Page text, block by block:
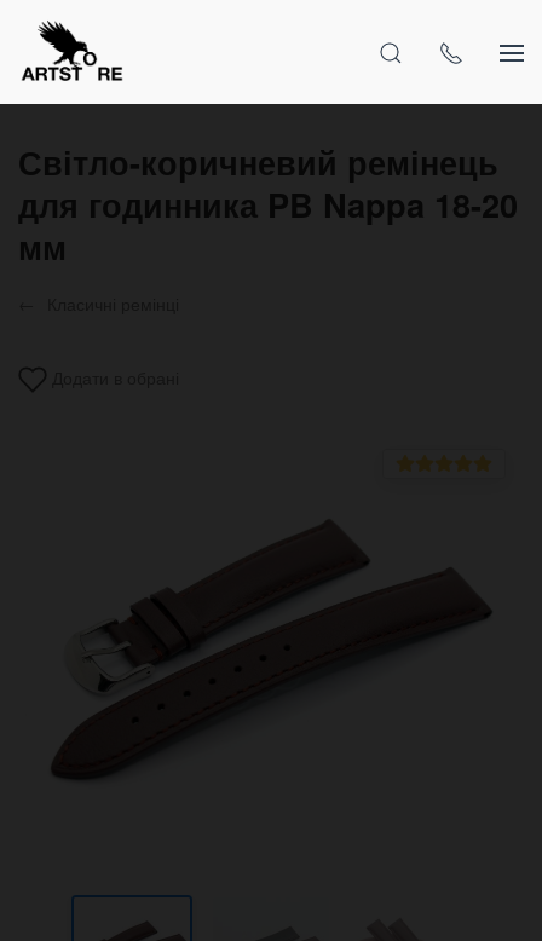
Світло-коричневий ремінець
для годинника PB Nappa 18-20
мм